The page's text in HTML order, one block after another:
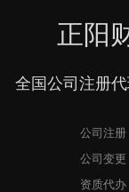
正阳
全国公司注册
公司注册
公司变更
资质代办